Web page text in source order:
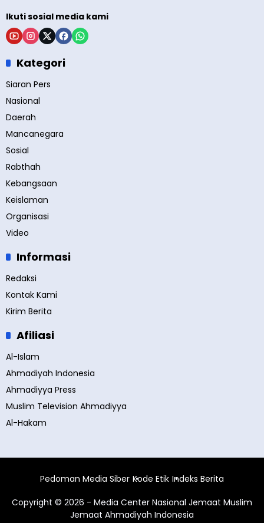
Ikuti sosial media kami
Kategori
Siaran Pers
Nasional
Daerah
Mancanegara
Sosial
Rabthah
Kebangsaan
Keislaman
Organisasi
Video
Informasi
Redaksi
Kontak Kami
Kirim Berita
Afiliasi
Al-Islam
Ahmadiyah Indonesia
Ahmadiyya Press
Muslim Television Ahmadiyya
Al-Hakam
Pedoman Media Siber Kode Etik Indeks Berita
Copyright © 2026 - Media Center Nasional Jemaat Muslim
Jemaat Ahmadiyah Indonesia